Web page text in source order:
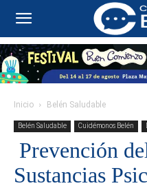
Inicio Belén Saludable
Belén Saludable Cuidémonos Belén
Prevención
Sustancias